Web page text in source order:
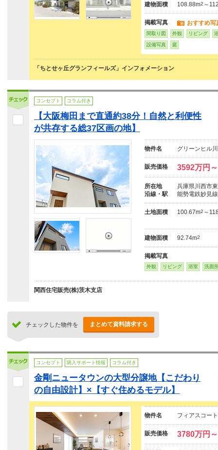
建物面積 108.88m2 ～
掲載写真 おすすめ写
間取り図 外観 リビング
設備写真 庭
「ちとせヶ丘グランフィールズ」インフォメーション
コンセプト コラム付き
【大阪梅田まで直通約38分！自然と利便性
が共存する総37区画の地】
物件名 グリーンヒル
販売価格 3592万円
所在地
兵庫県川西市
沿線・駅
能勢電鉄妙見
土地面積 100.67m2 ～
建物面積 92.74m2
掲載写真
外観 リビング 浴室 洗面
関西住宅販売(株)茨木支店
チェックした物件を まとめて資料請求する
コンセプト 購入サポート情報 コラム付き
金剛ニュータウンの大型分譲地【こだわり
の自由設計】×【すぐ住めるモデル】
物件名 フィアスコー
販売価格 3780万円